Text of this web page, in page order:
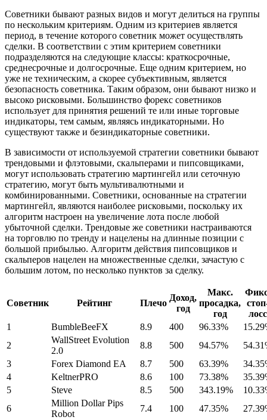
Советники бывают разных видов и могут делиться на группы
по нескольким критериям. Одним из критериев является
период, в течение которого советник может осуществлять
сделки. В соответствии с этим критерием советники
подразделяются на следующие классы: краткосрочные,
среднесрочные и долгосрочные. Еще одним критерием, но
уже не техническим, а скорее субъективным, является
безопасность советника. Таким образом, они бывают низко и
высоко рисковыми. Большинство форекс советников
использует для принятия решений те или иные торговые
индикаторы, тем самым, являясь индикаторными. Но
существуют также и безиндикаторные советники.
В зависимости от используемой стратегии советники бывают
трендовыми и флэтовыми, скальперами и пипсовщиками,
могут использовать стратегию мартингейл или сеточную
стратегию, могут быть мультивалютными и
комбинированными. Советники, основанные на стратегии
мартингейл, являются наиболее рисковыми, поскольку их
алгоритм настроен на увеличение лота после любой
убыточной сделки. Трендовые же советники настраиваются
на торговлю по тренду и нацелены на длинные позиции с
большой прибылью. Алгоритм действия пипсовщиков и
скальперов нацелен на множественные сделки, зачастую с
большим лотом, по несколько пунктов за сделку.
Советник Рейтинг Плечо
Доход,
год
Макс.
просадка,
год
лосс
1
BumbleBeeFX 8.9 400 96.33%
2
WallStreet Evolution
2.0
8.8 500 94.57%
3
Forex Diamond EA 8.7 500 63.39%
4
KeltnerPRO 8.6 100 73.38%
5
Steve 8.5 500 343.19%
6
Million Dollar Pips
Robot
7.4 100 47.35%